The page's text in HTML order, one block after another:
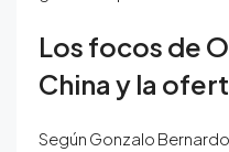
Los focos de
China y la
Según Gonzalo